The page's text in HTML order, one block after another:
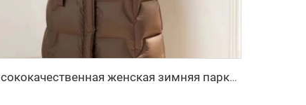
Высококачественная женская зимняя парка, длинная пуховая куртка с капюшоном, поясом, тёплая утеплённая стёганая ветровка, верхняя одежда для улицы